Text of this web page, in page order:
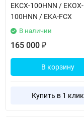
EKCX-100HNN / EKOX-
100HNN / EKA-FCX
В наличии
165 000 ₽
В корзину
Купить в 1 клик